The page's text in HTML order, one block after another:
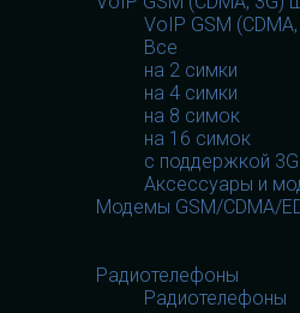
VoIP GSM
Все
на 2 симки
на 4 симки
на 8 симок
на 16 симок
с поддержкой
Аксессуары и
Модемы GSM/CDMA/
Радиотелефоны
Радиотелефоны